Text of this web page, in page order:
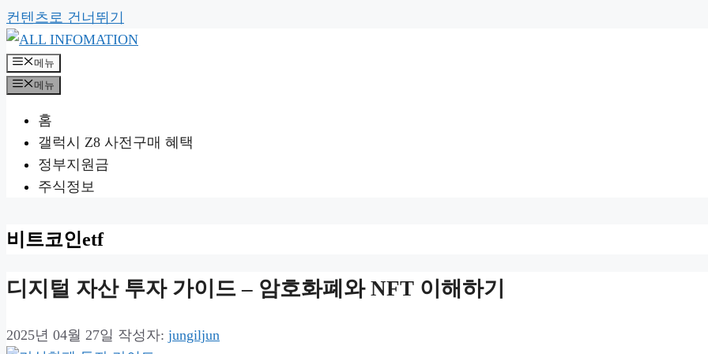
컨텐츠로 건너뛰기
메뉴
메뉴
홈
갤럭시 Z8 사전구매 혜택
정부지원금
주식정보
비트코인etf
디지털 자산 투자 가이드 – 암호화폐와 NFT 이해하기
2025년 04월 27일 작성자: jungiljun